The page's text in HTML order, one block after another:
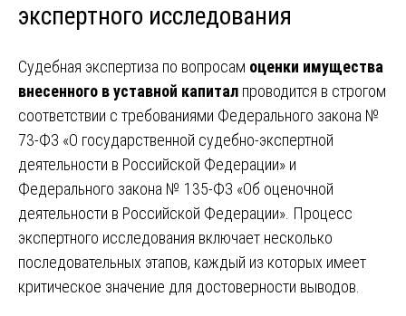
экспертного исследования
Судебная экспертиза по вопросам оценки имущества
внесенного в уставной капитал проводится в строгом
соответствии с требованиями Федерального закона №
73-ФЗ «О государственной судебно-экспертной
деятельности в Российской Федерации» и
Федерального закона № 135-ФЗ «Об оценочной
деятельности в Российской Федерации». Процесс
экспертного исследования включает несколько
последовательных этапов, каждый из которых имеет
критическое значение для достоверности выводов.